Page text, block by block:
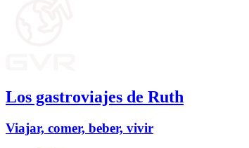
Los gastroviajes de Ruth
Viajar, comer, beber, vivir